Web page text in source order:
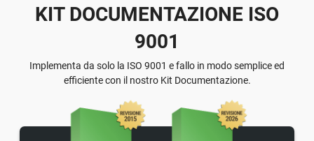
Indietro
ISO 27001
NIS2
DORA
Risorse gratuite
Per tipo
Da dove cominciare
Settori
Consulenti
KIT DOCUMENTAZIONE ISO
9001
Implementa da solo la ISO 9001 e fallo in modo semplice ed
efficiente con il nostro Kit Documentazione.